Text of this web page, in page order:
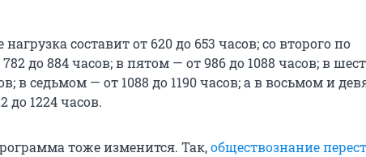
составит от 620 до 653 часов; со второго по
до 884 часов; в пятом — от 986 до 1088 часов; в
в седьмом — от 1088 до 1190 часов; а в восьмом и
до 1224 часов.
тоже изменится. Так,обществознание